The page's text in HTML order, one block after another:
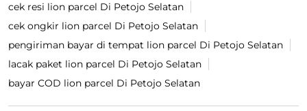
cek resi lion parcel Di Petojo Selatan
cek ongkir lion parcel Di Petojo Selatan
pengiriman bayar di tempat lion parcel Di Petojo Selatan
lacak paket lion parcel Di Petojo Selatan
bayar COD lion parcel Di Petojo Selatan